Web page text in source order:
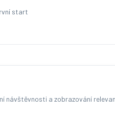
a zobrazování
start